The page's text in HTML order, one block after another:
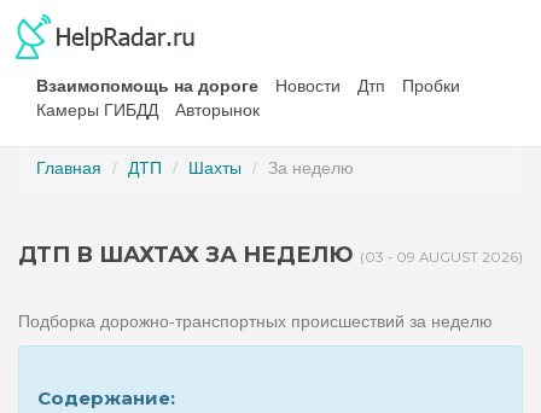
Взаимопомощь на дороге Новости Дтп
Пробки
Камеры ГИБДД
Авторынок
Главная ДТП Шахты За неделю
ДТП В ШАХТАХ ЗА НЕДЕЛЮ (03 - 09 AUGUST 2026)
Подборка дорожно-транспортных происшествий за неделю
Содержание: